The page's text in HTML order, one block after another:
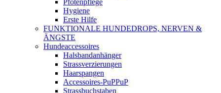
Pfotenpflege
Hygiene
Erste Hilfe
FUNKTIONALE HUNDEDROPS, NERVEN &
ÄNGSTE
Hundeaccessoires
Halsbandanhänger
Strassverzierungen
Haarspangen
Accessoires-PuPPuP
Strassbuchstaben